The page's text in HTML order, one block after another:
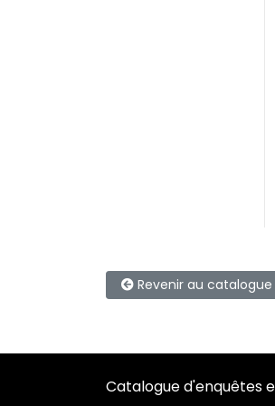
Revenir au catalogue
Catalogue d'enquêtes